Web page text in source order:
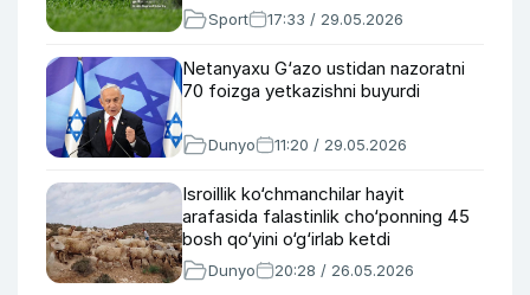
Sport 17:33 / 29.05.2026
Netanyaxu G‘azo ustidan nazoratni
70 foizga yetkazishni buyurdi
Dunyo 11:20 / 29.05.2026
Isroillik ko‘chmanchilar hayit
arafasida falastinlik cho‘ponning 45
bosh qo‘yini o‘g‘irlab ketdi
Dunyo 20:28 / 26.05.2026